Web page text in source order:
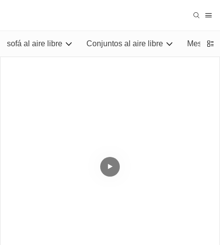
sofá al aire libre Conjuntos al aire libre Mesas